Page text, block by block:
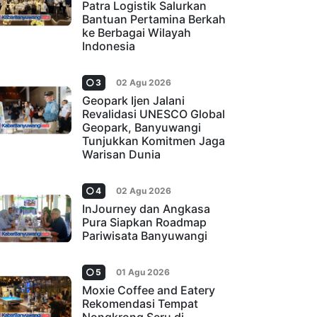
Patra Logistik Salurkan
Bantuan Pertamina Berkah
ke Berbagai Wilayah
Indonesia
3 02 Agu 2026
Geopark Ijen Jalani
Revalidasi UNESCO Global
Geopark, Banyuwangi
Tunjukkan Komitmen Jaga
Warisan Dunia
4 02 Agu 2026
InJourney dan Angkasa
Pura Siapkan Roadmap
Pariwisata Banyuwangi
5 01 Agu 2026
Moxie Coffee and Eatery
Rekomendasi Tempat